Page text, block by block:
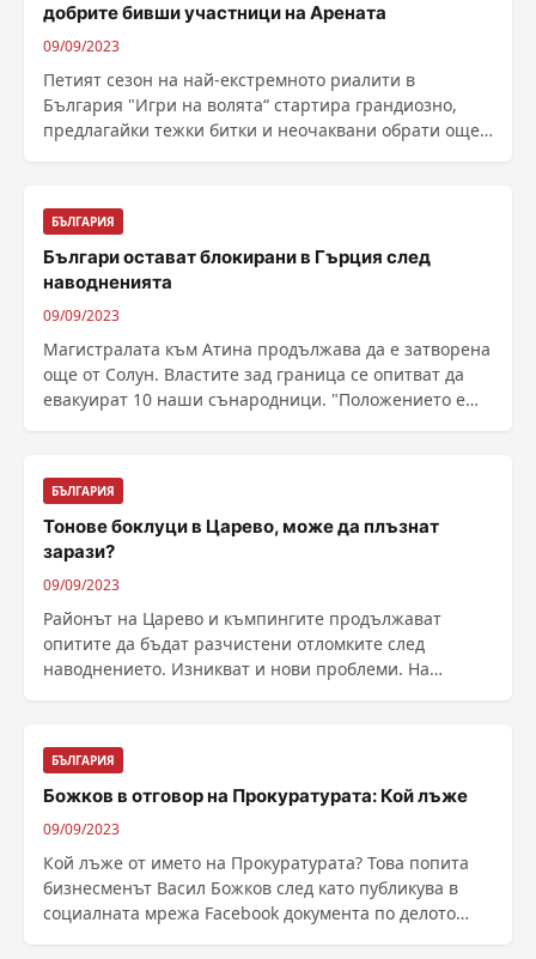
добрите бивши участници на Арената
09/09/2023
Петият сезон на най-екстремното риалити в
България "Игри на волята“ стартира грандиозно,
предлагайки тежки битки и неочаквани обрати още
БЪЛГАРИЯ
Българи остават блокирани в Гърция след
наводненията
09/09/2023
Магистралата към Атина продължава да е затворена
още от Солун. Властите зад граница се опитват да
евакуират 10 наши сънародници. "Положението е
БЪЛГАРИЯ
Тонове боклуци в Царево, може да плъзнат
зарази?
09/09/2023
Районът на Царево и къмпингите продължават
опитите да бъдат разчистени отломките след
наводнението. Изникват и нови проблеми. На
БЪЛГАРИЯ
Божков в отговор на Прокуратурата: Кой лъже
09/09/2023
Кой лъже от името на Прокуратурата? Това попита
бизнесменът Васил Божков след като публикува в
социалната мрежа Facebook документа по делото